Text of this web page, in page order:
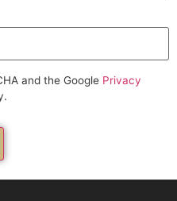
and the Google Privacy